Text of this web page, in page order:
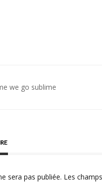
we go sublime
sera pas publiée. Les